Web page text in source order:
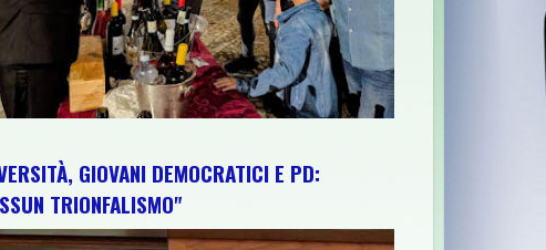
GIOVANI DEMOCRATICI E PD:
TRIONFALISMO"